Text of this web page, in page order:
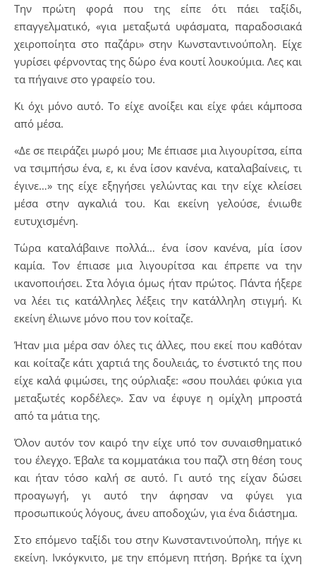
Την πρώτη φορά που της είπε ότι πάει ταξίδι,
επαγγελματικό, «για μεταξωτά υφάσματα, παραδοσιακά
χειροποίητα στο παζάρι» στην Κωνσταντινούπολη. Είχε
γυρίσει φέρνοντας της δώρο ένα κουτί λουκούμια. Λες και
τα πήγαινε στο γραφείο του.
Κι όχι μόνο αυτό. Το είχε ανοίξει και είχε φάει κάμποσα
από μέσα.
«Δε σε πειράζει μωρό μου; Με έπιασε μια λιγουρίτσα, είπα
να τσιμπήσω ένα, ε, κι ένα ίσον κανένα, καταλαβαίνεις, τι
έγινε…» της είχε εξηγήσει γελώντας και την είχε κλείσει
μέσα στην αγκαλιά του. Και εκείνη γελούσε, ένιωθε
ευτυχισμένη.
Τώρα καταλάβαινε πολλά… ένα ίσον κανένα, μία ίσον
καμία. Τον έπιασε μια λιγουρίτσα και έπρεπε να την
ικανοποιήσει. Στα λόγια όμως ήταν πρώτος. Πάντα ήξερε
να λέει τις κατάλληλες λέξεις την κατάλληλη στιγμή. Κι
εκείνη έλιωνε μόνο που τον κοίταζε.
Ήταν μια μέρα σαν όλες τις άλλες, που εκεί που καθόταν
και κοίταζε κάτι χαρτιά της δουλειάς, το ένστικτό της που
είχε καλά φιμώσει, της ούρλιαξε: «σου πουλάει φύκια για
μεταξωτές κορδέλες». Σαν να έφυγε η ομίχλη μπροστά
από τα μάτια της.
Όλον αυτόν τον καιρό την είχε υπό τον συναισθηματικό
του έλεγχο. Έβαλε τα κομματάκια του παζλ στη θέση τους
και ήταν τόσο καλή σε αυτό. Γι αυτό της είχαν δώσει
προαγωγή, γι αυτό την άφησαν να φύγει για
προσωπικούς λόγους, άνευ αποδοχών, για ένα διάστημα.
Στο επόμενο ταξίδι του στην Κωνσταντινούπολη, πήγε κι
εκείνη. Ινκόγκνιτο, με την επόμενη πτήση. Βρήκε τα ίχνη